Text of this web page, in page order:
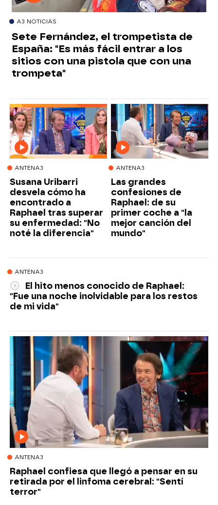
A3 NOTICIAS
Sete Fernández, el trompetista de
España: "Es más fácil entrar a los
sitios con una pistola que con una
trompeta"
ANTENA3
Susana Uribarri
desvela cómo ha
encontrado a
Raphael tras superar
su enfermedad: "No
noté la diferencia"
ANTENA3
Las grandes
confesiones de
Raphael: de su
primer coche a "la
mejor canción del
mundo"
ANTENA3
El hito menos conocido de Raphael:
"Fue una noche inolvidable para los restos
de mi vida"
ANTENA3
Raphael confiesa que llegó a pensar en su
retirada por el linfoma cerebral: "Sentí
terror"